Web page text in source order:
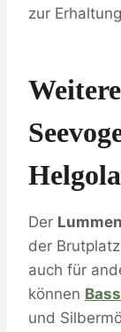
zur
Der
der
auch für
können
und